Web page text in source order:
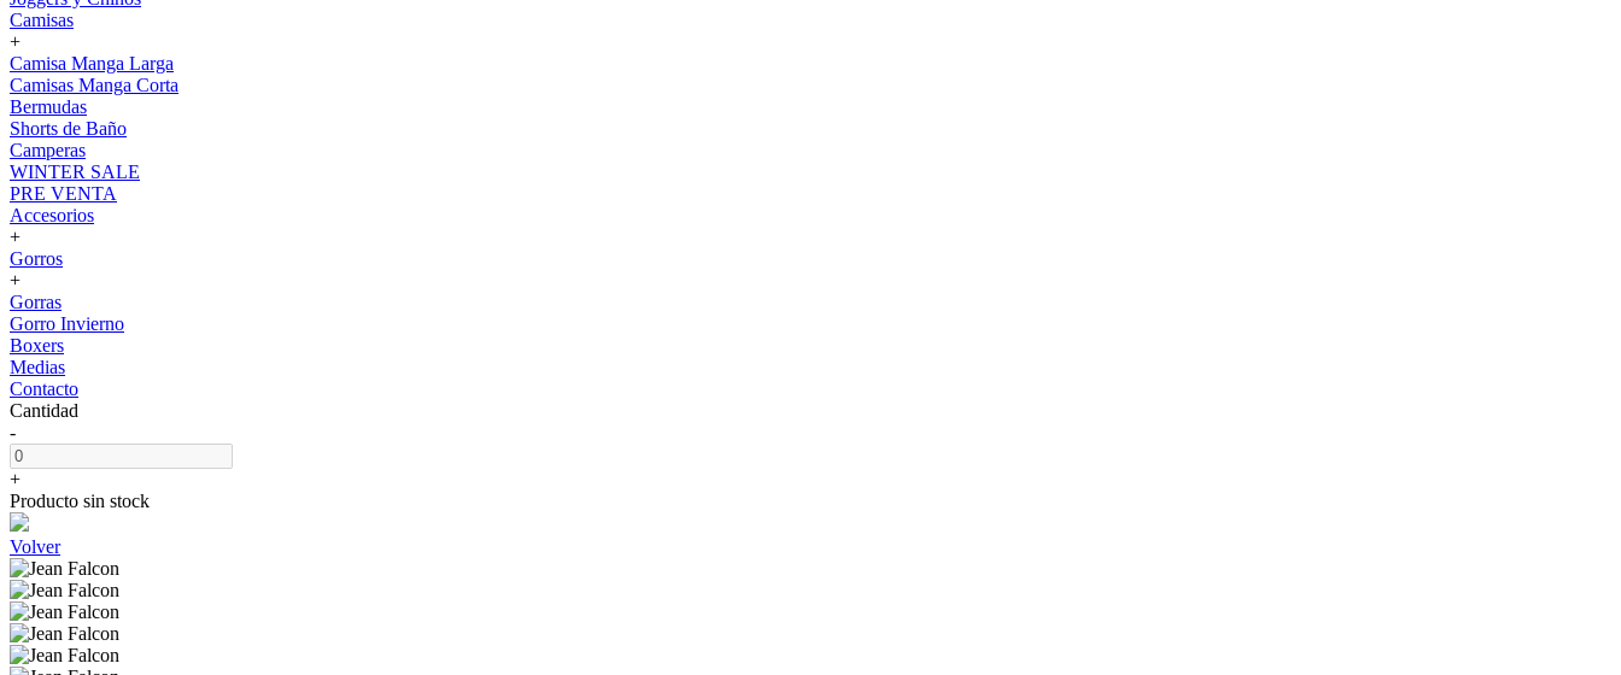
Camisas
+
Camisa Manga Larga
Camisas Manga Corta
Bermudas
Shorts de Baño
Camperas
WINTER SALE
PRE VENTA
Accesorios
+
Gorros
+
Gorras
Gorro Invierno
Boxers
Medias
Contacto
Cantidad
-
+
Producto sin stock
Volver